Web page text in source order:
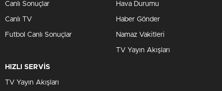
Canlı Sonuçlar
Canlı TV
Futbol Canlı Sonuçlar
Hava Durumu
Haber Gönder
Namaz Vakitleri
TV Yayın Akışları
HIZLI SERVİS
TV Yayın Akışları